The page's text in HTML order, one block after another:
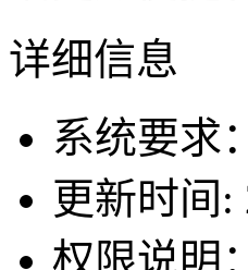
详细信息
系统要求
更新时间:
权限说明：